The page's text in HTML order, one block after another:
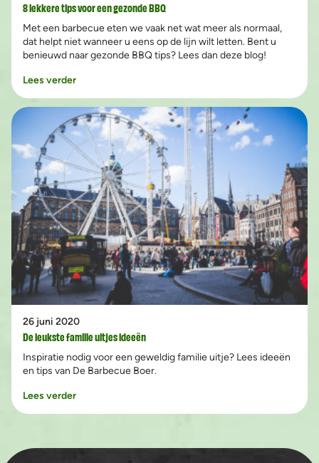
8 lekkere tips voor een gezonde BBQ
Met een barbecue eten we vaak net wat meer als normaal,
dat helpt niet wanneer u eens op de lijn wilt letten. Bent u
benieuwd naar gezonde BBQ tips? Lees dan deze blog!
Lees verder
26 juni 2020
De leukste familie uitjes ideeën
Inspiratie nodig voor een geweldig familie uitje? Lees ideeën
en tips van De Barbecue Boer.
Lees verder